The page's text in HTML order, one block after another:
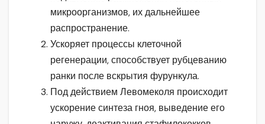
микроорганизмов, их дальнейшее
распространение.
Ускоряет процессы клеточной
регенерации, способствует рубцеванию
ранки после вскрытия фурункула.
Под действием Левомеколя происходит
ускорение синтеза гноя, выведение его